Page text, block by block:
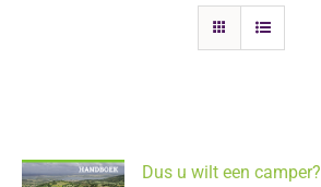
Dus u wilt een